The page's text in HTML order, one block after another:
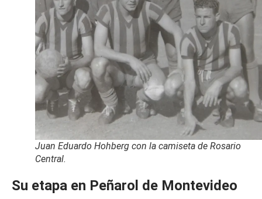
Juan Eduardo Hohberg con la camiseta de Rosario
Central.
Su etapa en Peñarol de Montevideo